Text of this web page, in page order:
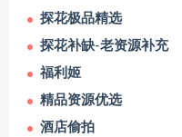
探花极品精选
探花补缺-老资源补充
福利姬
精品资源优选
酒店偷拍